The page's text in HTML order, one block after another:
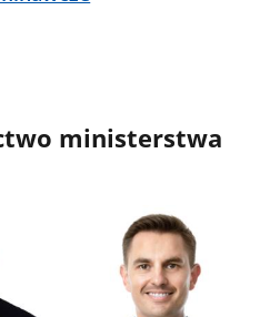
ministerstwa